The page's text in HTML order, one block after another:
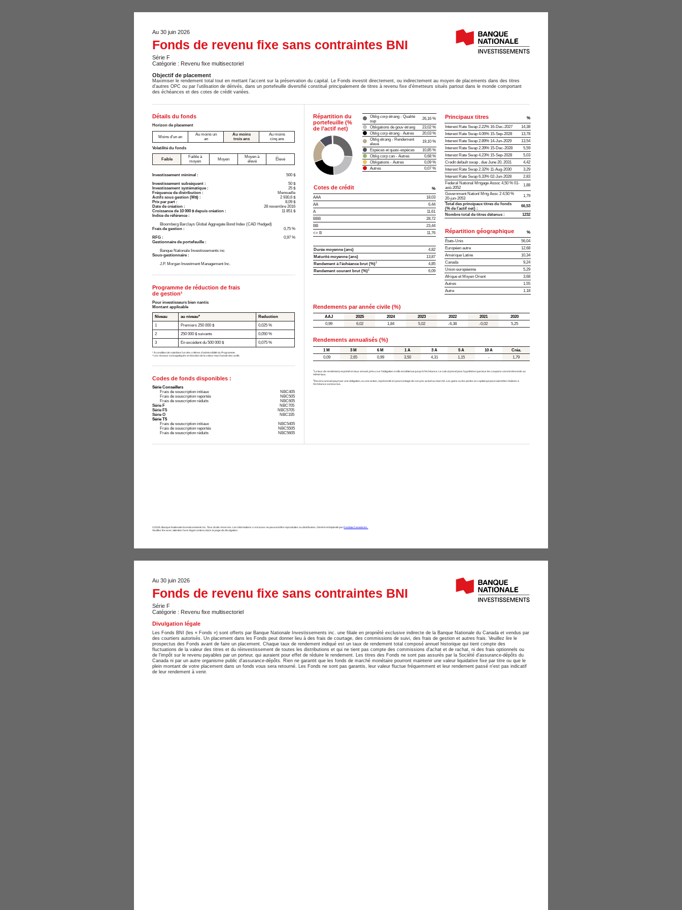
Au 30 juin 2026
Fonds de revenu fixe sans contraintes BNI
Série F
Catégorie : Revenu fixe multisectoriel
Objectif de placement
Maximiser le rendement total tout en mettant l’accent sur la préservation du capital. Le Fonds investit directement, ou indirectement au moyen de placements dans des titres
d’autres OPC ou par l’utilisation de dérivés, dans un portefeuille diversifié constitué principalement de titres à revenu fixe d’émetteurs situés partout dans le monde comportant
des échéances et des cotes de crédit variées.
Détails du fonds
Horizon de placement
Moins d'un an
Au moins un
an
Au moins
trois ans
Au moins
cinq ans
Volatilité du fonds
Faible
Faible à
moyen
Moyen
Moyen à
élevé
Élevé
Investissement minimal :
500 $
Investissement subséquent :
50 $
Investissement systématique :
25 $
Fréquence de distribution :
Mensuelle
Actifs sous gestion (M$) :
2 930,6 $
Prix par part :
8,09 $
Date de création :
28 novembre 2016
Croissance de 10 000 $ depuis création :
11 851 $
Indice de référence :
Bloomberg Barclays Global Aggregate Bond Index (CAD Hedged)
Frais de gestion :
0,75 %
RFG :
0,97 %
Gestionnaire de portefeuille :
Banque Nationale Investissements inc
Sous-gestionnaire :
J.P. Morgan Investment Management Inc.
Programme de réduction de frais
de gestion¹
Pour investisseurs bien nantis
Montant applicable
Niveau au niveau*
Reduction
1
Premiers 250 000 $
0,025 %
2
250 000 $ suivants
0,050 %
3
En excédent du 500 000 $ 0,075 %
¹ À condition de satisfaire l’un des critères d’admissibilité du Programme.
* Les niveaux sont appliqués en fonction de la valeur marchande des actifs.
Codes de fonds disponibles :
Série Conseillers
Frais de souscription initiaux
NBC405
Frais de souscription reportés
NBC505
Frais de souscription réduits
NBC605
Série F
NBC705
Série F5
NBC5705
Série O
NBC335
Série T5
Frais de souscription initiaux
NBC5405
Frais de souscription reportés
NBC5505
Frais de souscription réduits
NBC5605
Répartition du
portefeuille (%
de l’actif net)
Oblig corp étrang - Qualité
sup
26,16 %
Obligations de gouv étrang
23,02 %
Oblig corp étrang - Autres
20,03 %
Oblig étrang - Rendement
élevé
19,10 %
Espèces et quasi-espèces
10,85 %
Oblig corp can - Autres
0,68 %
Obligations - Autres
0,09 %
Autres
0,07 %
Cotes de crédit
%
AAA
18,03
AA
6,44
A
11,61
BBB
28,72
BB
23,44
<= B
11,76
Durée moyenne (ans)
4,82
Maturité moyenne (ans)
13,87
Rendement à l'échéance brut (%)†
4,85
Rendement courant brut (%)‡ 6,09
Principaux titres
%
Interest Rate Swap 2.22% 16-Dec-2027
14,38
Interest Rate Swap 4.06% 15-Sep-2028
13,78
Interest Rate Swap 2.89% 14-Jun-2029
13,54
Interest Rate Swap 2.39% 15-Dec-2028
5,59
Interest Rate Swap 4.23% 15-Sep-2028
5,03
Credit default swap , due June 20, 2031
4,42
Interest Rate Swap 2.32% 11-Aug-2030
3,29
Interest Rate Swap 6.33% 02-Jun-2028
2,83
Federal National Mrtgage Assoc 4,50 % 01-
aoû-2052
1,88
Government Nationl Mrtg Assc 2 4,50 %
20-jun-2053
1,79
Total des principaux titres du fonds
(% de l’actif net) :
66,53
Nombre total de titres détenus :
1232
Répartition géographique
%
États-Unis
56,04
Européen autre
12,68
Amérique Latine
10,34
Canada
9,24
Union européenne
5,29
Afrique et Moyen Orient
3,68
Autres
1,55
Autre
1,18
Rendements par année civile (%)
AAJ 2025 2024 2023 2022 2021
2020
0,99
6,02 1,84 5,02 -6,38 -0,02 5,25
Rendements annualisés (%)
1 M 3 M 6 M 1 A 3 A 5 A 10 A
Créa.
0,09
2,65 0,99 3,50 4,31 1,15 - 1,79
†Le taux de rendement, exprimé en taux annuel, prévu sur l’obligation si elle est détenue jusqu’à l’échéance. Le calcul prend pour hypothèse que tous les coupons seront réinvestis au
même taux.
‡Revenu annuel payé par une obligation, ou une action, représenté en pourcentage de son prix actuel au marché. Les gains ou les pertes en capital qui pourraient être réalisés à
l’échéance sont exclus.
©2026. Banque Nationale Investissements Inc. Tous droits réservés. Les informations ci-incluses ne peuvent être reproduites ou distribuées. Généré et implanté parFundata Canada Inc.
Veuillez lire avec attention l’avis légal contenu dans la page de divulgation.
Au 30 juin 2026
Fonds de revenu fixe sans contraintes BNI
Série F
Catégorie : Revenu fixe multisectoriel
Divulgation légale
Les Fonds BNI (les « Fonds ») sont offerts par Banque Nationale Investissements inc. une filiale en propriété exclusive indirecte de la Banque Nationale du Canada et vendus par
des courtiers autorisés. Un placement dans les Fonds peut donner lieu à des frais de courtage, des commissions de suivi, des frais de gestion et autres frais. Veuillez lire le
prospectus des Fonds avant de faire un placement. Chaque taux de rendement indiqué est un taux de rendement total composé annuel historique qui tient compte des
fluctuations de la valeur des titres et du réinvestissement de toutes les distributions et qui ne tient pas compte des commissions d'achat et de rachat, ni des frais optionnels ou
de l'impôt sur le revenu payables par un porteur, qui auraient pour effet de réduire le rendement. Les titres des Fonds ne sont pas assurés par la Société d'assurance-dépôts du
Canada ni par un autre organisme public d'assurance-dépôts. Rien ne garantit que les fonds de marché monétaire pourront maintenir une valeur liquidative fixe par titre ou que le
plein montant de votre placement dans un fonds vous sera retourné. Les Fonds ne sont pas garantis, leur valeur fluctue fréquemment et leur rendement passé n'est pas indicatif
de leur rendement à venir.